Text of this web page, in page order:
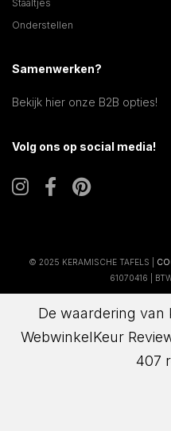
Staaltjes
Onderstellen
Samenwerken?
Bekijk hier onze B2B opties!
Volg ons op social media!
© 2025 KERAMISCHE TAFELS |
61070416 |
De waardering
WebwinkelKeur
407